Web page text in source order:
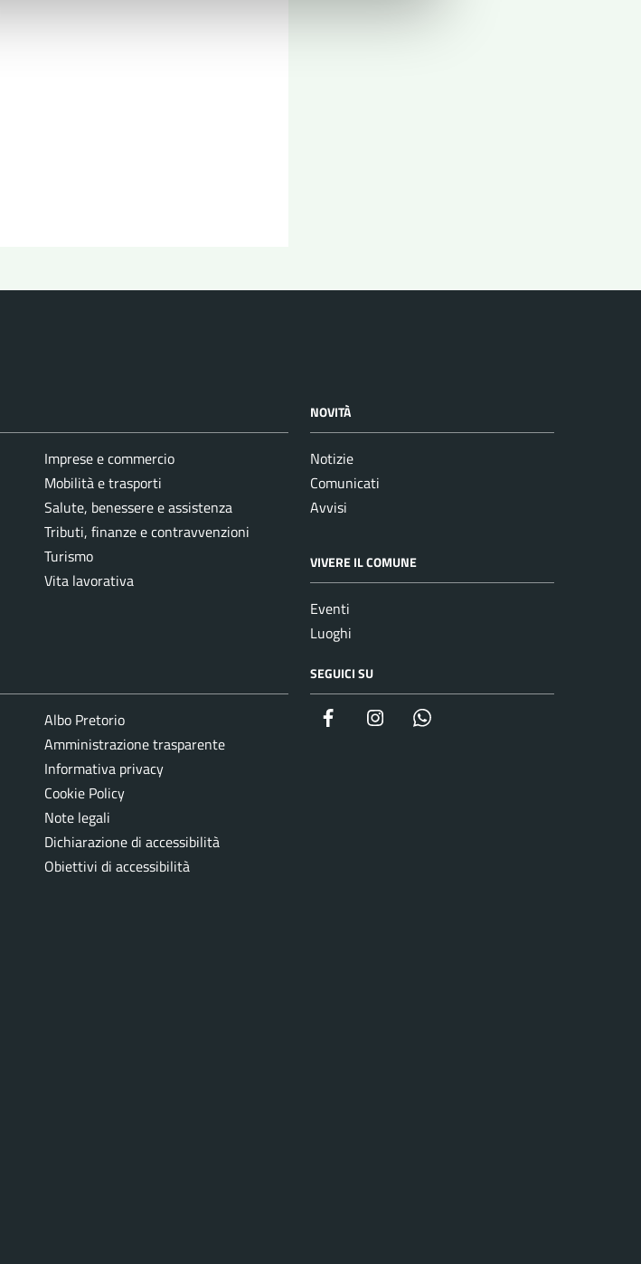
Imprese e commercio
Mobilità e trasporti
Salute, benessere e assistenza
Tributi, finanze e contravvenzioni
Turismo
Vita lavorativa
NOVITÀ
Notizie
Comunicati
Avvisi
VIVERE IL COMUNE
Eventi
Luoghi
Albo Pretorio
Amministrazione trasparente
Informativa privacy
Cookie Policy
Note legali
Dichiarazione di accessibilità
Obiettivi di accessibilità
SEGUICI SU
Facebook Instagram